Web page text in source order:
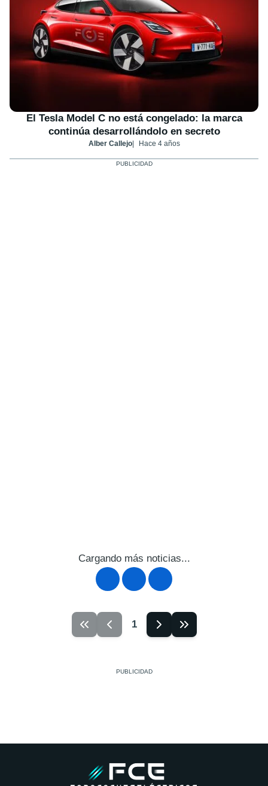
El Tesla Model C no está congelado: la marca
continúa desarrollándolo en secreto
Alber Callejo Hace 4 años
Cargando más noticias...
1